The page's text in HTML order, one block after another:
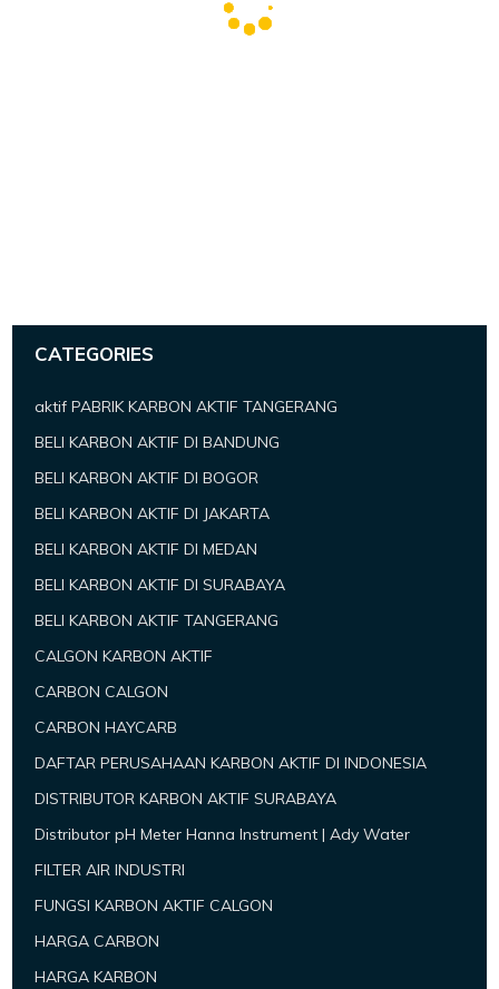
CATEGORIES
aktif PABRIK KARBON AKTIF TANGERANG
BELI KARBON AKTIF DI BANDUNG
BELI KARBON AKTIF DI BOGOR
BELI KARBON AKTIF DI JAKARTA
BELI KARBON AKTIF DI MEDAN
BELI KARBON AKTIF DI SURABAYA
BELI KARBON AKTIF TANGERANG
CALGON KARBON AKTIF
CARBON CALGON
CARBON HAYCARB
DAFTAR PERUSAHAAN KARBON AKTIF DI INDONESIA
DISTRIBUTOR KARBON AKTIF SURABAYA
Distributor pH Meter Hanna Instrument | Ady Water
FILTER AIR INDUSTRI
FUNGSI KARBON AKTIF CALGON
HARGA CARBON
HARGA KARBON